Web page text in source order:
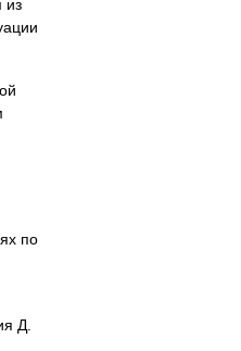
из
по
Д.